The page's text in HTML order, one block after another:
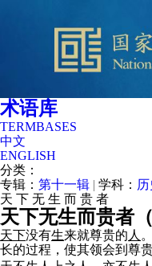
术语库
TERMBASES
中文
ENGLISH
分类：
专辑： 第十一辑 | 学科： 历
天 下 无 生 而 贵 者
天下无生而贵者（
天下没有生来就尊贵的 人
长的过程，使其领会到尊